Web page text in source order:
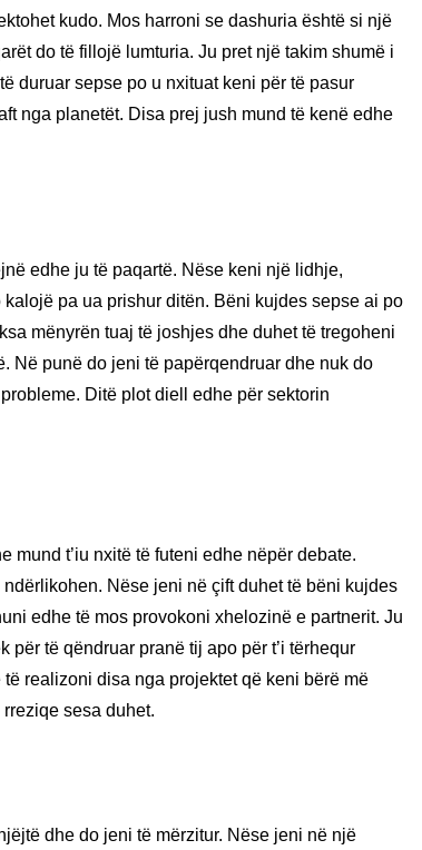
kudo. Mos harroni se dashuria është si një
do të fillojë lumturia. Ju pret një takim shumë i
duruar sepse po u nxituat keni për të pasur
nga planetët. Disa prej jush mund të kenë edhe
edhe ju të paqartë. Nëse keni një lidhje,
pa ua prishur ditën. Bëni kujdes sepse ai po
mënyrën tuaj të joshjes dhe duhet të tregoheni
Në punë do jeni të papërqendruar dhe nuk do
Ditë plot diell edhe për sektorin
mund t’iu nxitë të futeni edhe nëpër debate.
Nëse jeni në çift duhet të bëni kujdes
edhe të mos provokoni xhelozinë e partnerit. Ju
të qëndruar pranë tij apo për t’i tërhequr
realizoni disa nga projektet që keni bërë më
sesa duhet.
dhe do jeni të mërzitur. Nëse jeni në një